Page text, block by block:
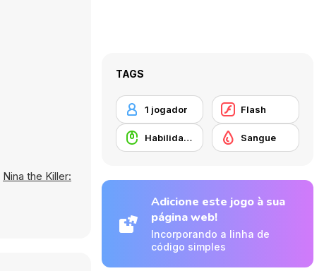
Nina the Killer:
TAGS
1 jogador Flash
Habilidade com o Rato Sangue
Adicione este jogo à sua
página web!
Incorporando a linha de
código simples